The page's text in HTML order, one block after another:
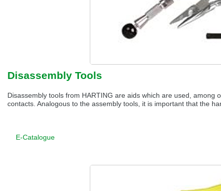
Disassembly Tools
Disassembly tools from HARTING are aids which are used, among
contacts. Analogous to the assembly tools, it is important that the
E-Catalogue